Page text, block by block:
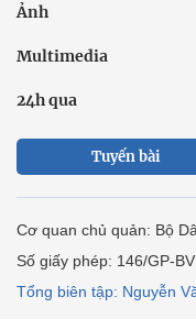
Ảnh
Multimedia
24h qua
Tuyến bài
Cơ quan chủ quản: Bộ
Số giấy phép: 146/GP-
Tổng biên tập: Nguyễn